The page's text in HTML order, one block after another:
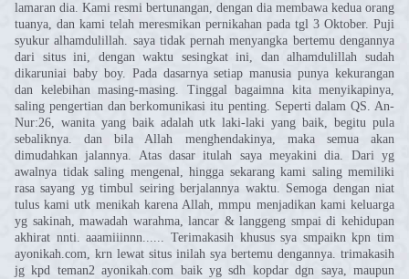
lamaran dia. Kami resmi bertunangan, dengan dia membawa kedua orang
tuanya, dan kami telah meresmikan pernikahan pada tgl 3 Oktober. Puji
syukur alhamdulillah. saya tidak pernah menyangka bertemu dengannya
dari situs ini, dengan waktu sesingkat ini, dan alhamdulillah sudah
dikaruniai baby boy. Pada dasarnya setiap manusia punya kekurangan
dan kelebihan masing-masing. Tinggal bagaimna kita menyikapinya,
saling pengertian dan berkomunikasi itu penting. Seperti dalam QS. An-
Nur:26, wanita yang baik adalah utk laki-laki yang baik, begitu pula
sebaliknya. dan bila Allah menghendakinya, maka semua akan
dimudahkan jalannya. Atas dasar itulah saya meyakini dia. Dari yg
awalnya tidak saling mengenal, hingga sekarang kami saling memiliki
rasa sayang yg timbul seiring berjalannya waktu. Semoga dengan niat
tulus kami utk menikah karena Allah, mmpu menjadikan kami keluarga
yg sakinah, mawadah warahma, lancar & langgeng smpai di kehidupan
akhirat nnti. aaamiiinnn...... Terimakasih khusus sya smpaikn kpn tim
ayonikah.com, krn lewat situs inilah sya bertemu dengannya. trimakasih
jg kpd teman2 ayonikah.com baik yg sdh kopdar dgn saya, maupun